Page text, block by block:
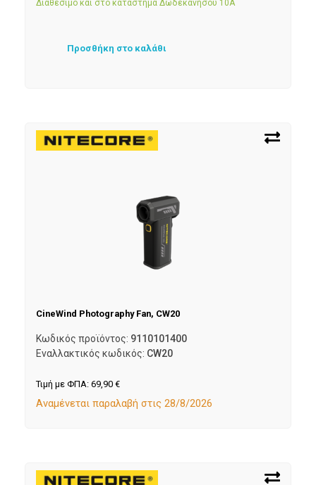
Διαθέσιμο και στο κατάστημα Δωδεκανήσου 10Α
Προσθήκη στο καλάθι
CineWind Photography Fan, CW20
Κωδικός προϊόντος: 9110101400
Εναλλακτικός κωδικός: CW20
Τιμή με ΦΠΑ: 69,90 €
Αναμένεται παραλαβή στις 28/8/2026